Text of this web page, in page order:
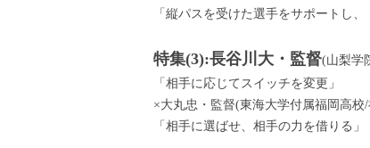
「縦パスを受けた選手をサポートし
特集(3):長谷川大・監督(山梨学
「相手に応じてスイッチを変更」
×大丸忠・監督(東海大学付属福岡高校
「相手に選ばせ、相手の力を借りる」